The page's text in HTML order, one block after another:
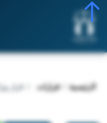
الرئيسية قرارات قرار وزاري